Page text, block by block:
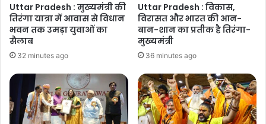
Uttar Pradesh : मुख्यमंत्री की
तिरंगा यात्रा में आवास से विधान
भवन तक उमड़ा युवाओं का
सैलाब
32 minutes ago
Uttar Pradesh : विकास,
विरासत और भारत की आन-
बान-शान का प्रतीक है तिरंगा-
मुख्यमंत्री
36 minutes ago